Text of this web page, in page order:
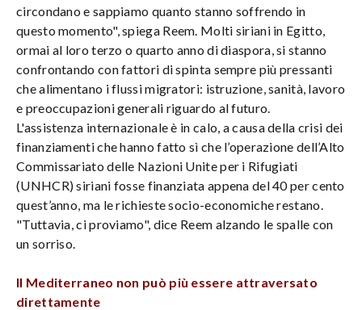
circondano e sappiamo quanto stanno soffrendo in
questo momento", spiega Reem. Molti siriani in Egitto,
ormai al loro terzo o quarto anno di diaspora, si stanno
confrontando con fattori di spinta sempre più pressanti
che alimentano i flussi migratori: istruzione, sanità, lavoro
e preoccupazioni generali riguardo al futuro.
L'assistenza internazionale è in calo, a causa della crisi dei
finanziamenti che hanno fatto sì che l’operazione dell’Alto
Commissariato delle Nazioni Unite per i Rifugiati
(UNHCR) siriani fosse finanziata appena del 40 per cento
quest’anno, ma le richieste socio-economiche restano.
"Tuttavia, ci proviamo", dice Reem alzando le spalle con
un sorriso.
Il Mediterraneo non può più essere attraversato
direttamente